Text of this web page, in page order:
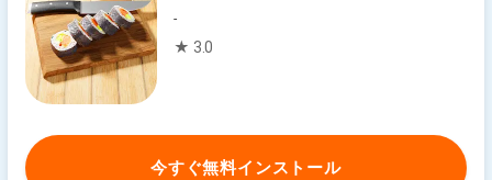
-
★ 3.0
今すぐ無料インストール